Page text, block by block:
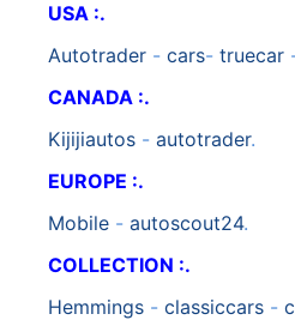
USA :.
autotrader - cars- truecar
CANADA :.
kijijiautos - autotrader.
EUROPE :.
mobile - autoscout24.
COLLECTION :.
hemmings - classiccars -